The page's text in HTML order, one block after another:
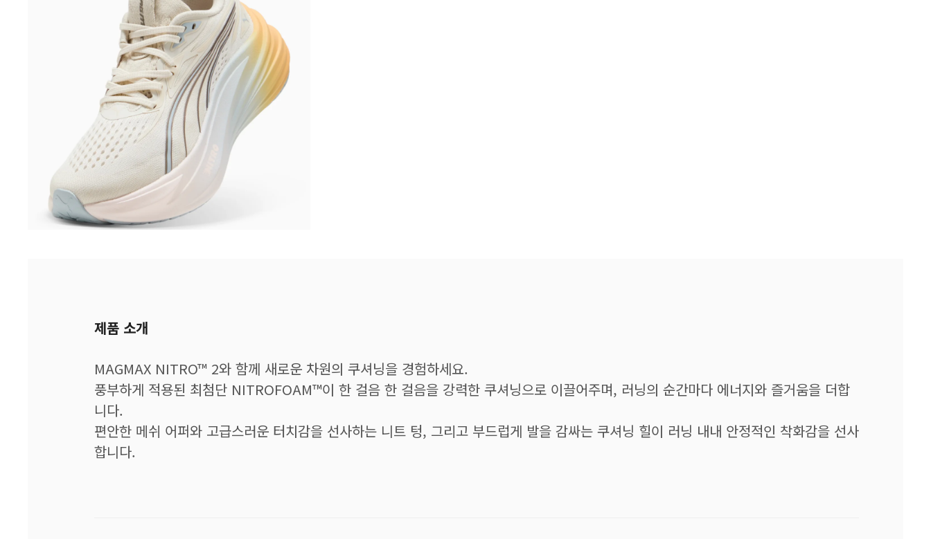
제품 소개
MAGMAX NITRO™ 2와 함께 새로운 차원의 쿠셔닝을 경험하세요.
풍부하게 적용된 최첨단 NITROFOAM™이 한 걸음 한 걸음을 강력한 쿠셔닝으로 이끌어주며, 러닝의 순간마다 에너지와 즐거움을 더합
니다.
편안한 메쉬 어퍼와 고급스러운 터치감을 선사하는 니트 텅, 그리고 부드럽게 발을 감싸는 쿠셔닝 힐이 러닝 내내 안정적인 착화감을 선사
합니다.